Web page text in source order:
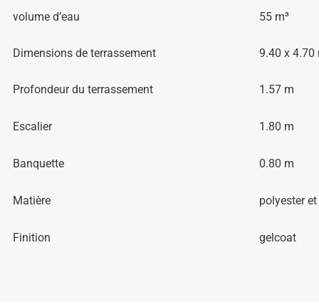
volume d’eau 55 m³
Dimensions de terrassement 9.40 x 4.70
Profondeur du terrassement 1.57 m
Escalier 1.80 m
Banquette 0.80 m
Matière polyester
Finition gelcoat